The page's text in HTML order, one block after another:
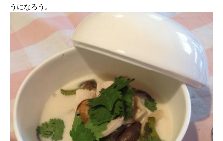
うになろう。
ご
頼・
問
わ
せ